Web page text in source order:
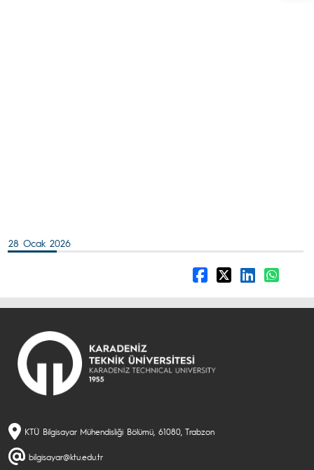
28 Ocak 2026
KTÜ Bilgisayar Mühendisliği Bölümü, 61080, Trabzon
bilgisayar@ktu.edu.tr